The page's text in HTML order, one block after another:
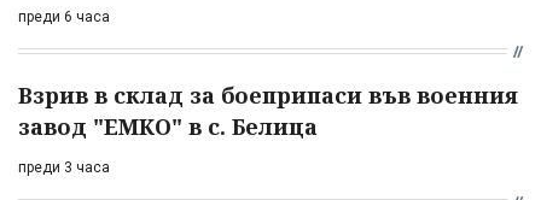
преди 6 часа
Взрив в склад за боеприпаси във военния
завод "ЕМКО" в с. Белица
преди 3 часа